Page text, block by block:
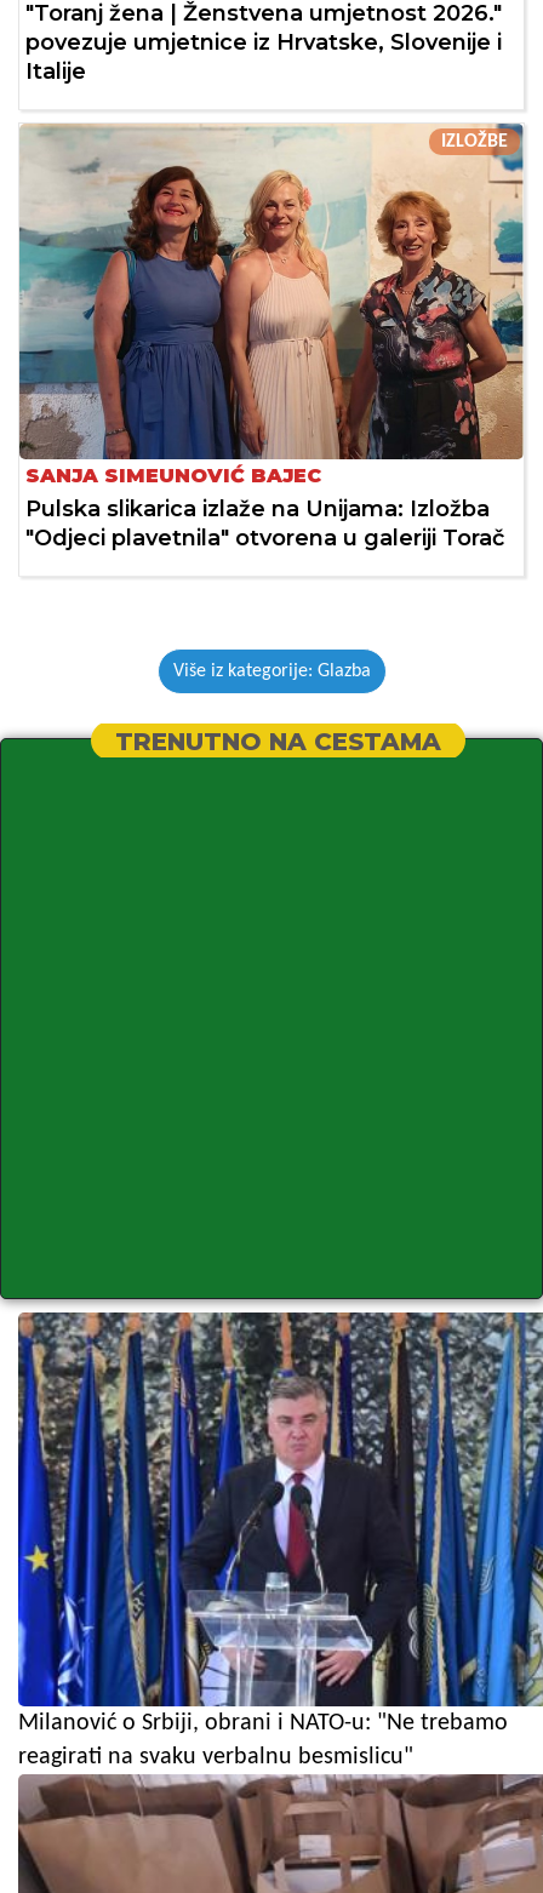
"Toranj žena | Ženstvena umjetnost 2026."
povezuje umjetnice iz Hrvatske, Slovenije i
Italije
IZLOŽBE
SANJA SIMEUNOVIĆ BAJEC
Pulska slikarica izlaže na Unijama: Izložba
"Odjeci plavetnila" otvorena u galeriji Torač
Više iz kategorije: Glazba
TRENUTNO NA CESTAMA
Milanović o Srbiji, obrani i NATO-u: "Ne trebamo
reagirati na svaku verbalnu besmislicu"